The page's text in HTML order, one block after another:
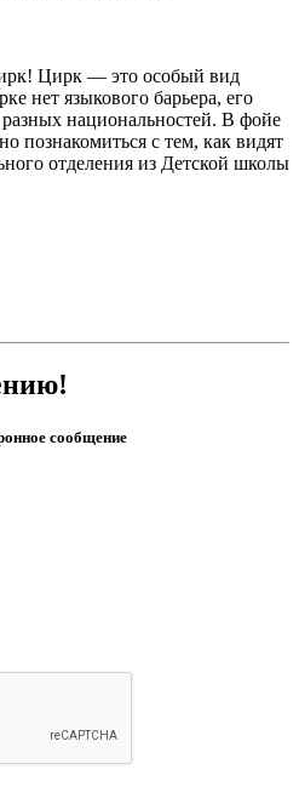
Цирк — это особый вид
нет языкового барьера, его
национальностей. В фойе
познакомиться с тем, как видят
отделения из Детской школы
сообщение